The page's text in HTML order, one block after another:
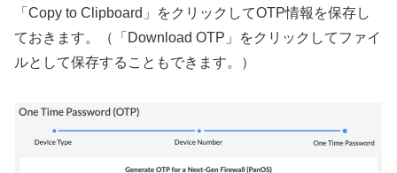
「Copy to Clipboard」をクリックしてOTP情報を保存し
ておきます。（「Download OTP」をクリックしてファイ
ルとして保存することもできます。）